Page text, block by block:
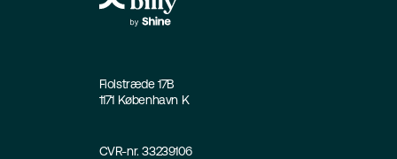
Fiolstræde 17B
1171 København K
CVR-nr. 33239106